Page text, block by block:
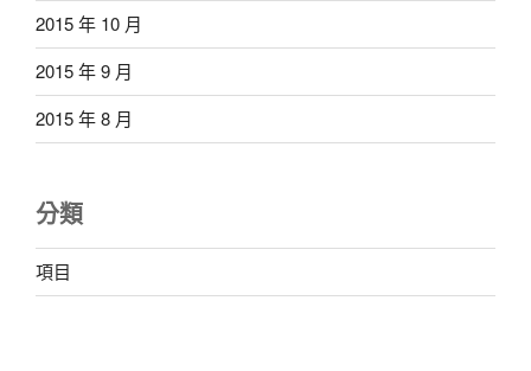
2015 年 10 月
2015 年 9 月
2015 年 8 月
分類
項目